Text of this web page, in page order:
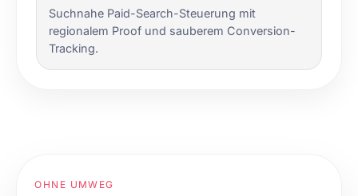
Suchnahe Paid-Search-Steuerung mit
regionalem Proof und sauberem Conversion-
Tracking.
OHNE UMWEG